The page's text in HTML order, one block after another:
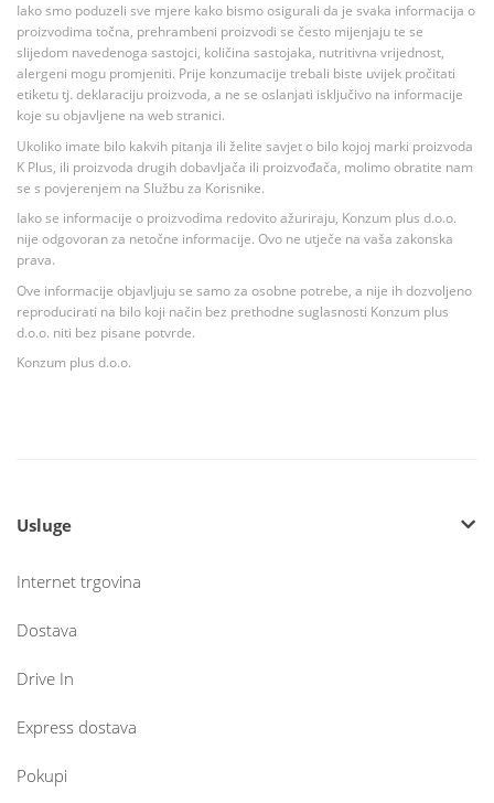
Iako smo poduzeli sve mjere kako bismo osigurali da je svaka informacija o
proizvodima točna, prehrambeni proizvodi se često mijenjaju te se
slijedom navedenoga sastojci, količina sastojaka, nutritivna vrijednost,
alergeni mogu promjeniti. Prije konzumacije trebali biste uvijek pročitati
etiketu tj. deklaraciju proizvoda, a ne se oslanjati isključivo na informacije
koje su objavljene na web stranici.
Ukoliko imate bilo kakvih pitanja ili želite savjet o bilo kojoj marki proizvoda
K Plus, ili proizvoda drugih dobavljača ili proizvođača, molimo obratite nam
se s povjerenjem na Službu za Korisnike.
Iako se informacije o proizvodima redovito ažuriraju, Konzum plus d.o.o.
nije odgovoran za netočne informacije. Ovo ne utječe na vaša zakonska
prava.
Ove informacije objavljuju se samo za osobne potrebe, a nije ih dozvoljeno
reproducirati na bilo koji način bez prethodne suglasnosti Konzum plus
d.o.o. niti bez pisane potvrde.
Konzum plus d.o.o.
Usluge
Internet trgovina
Dostava
Drive In
Express dostava
Pokupi